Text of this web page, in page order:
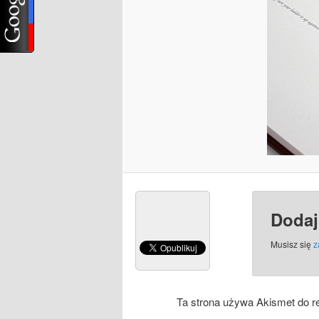
Musisz się
Ta strona używa Akismet do